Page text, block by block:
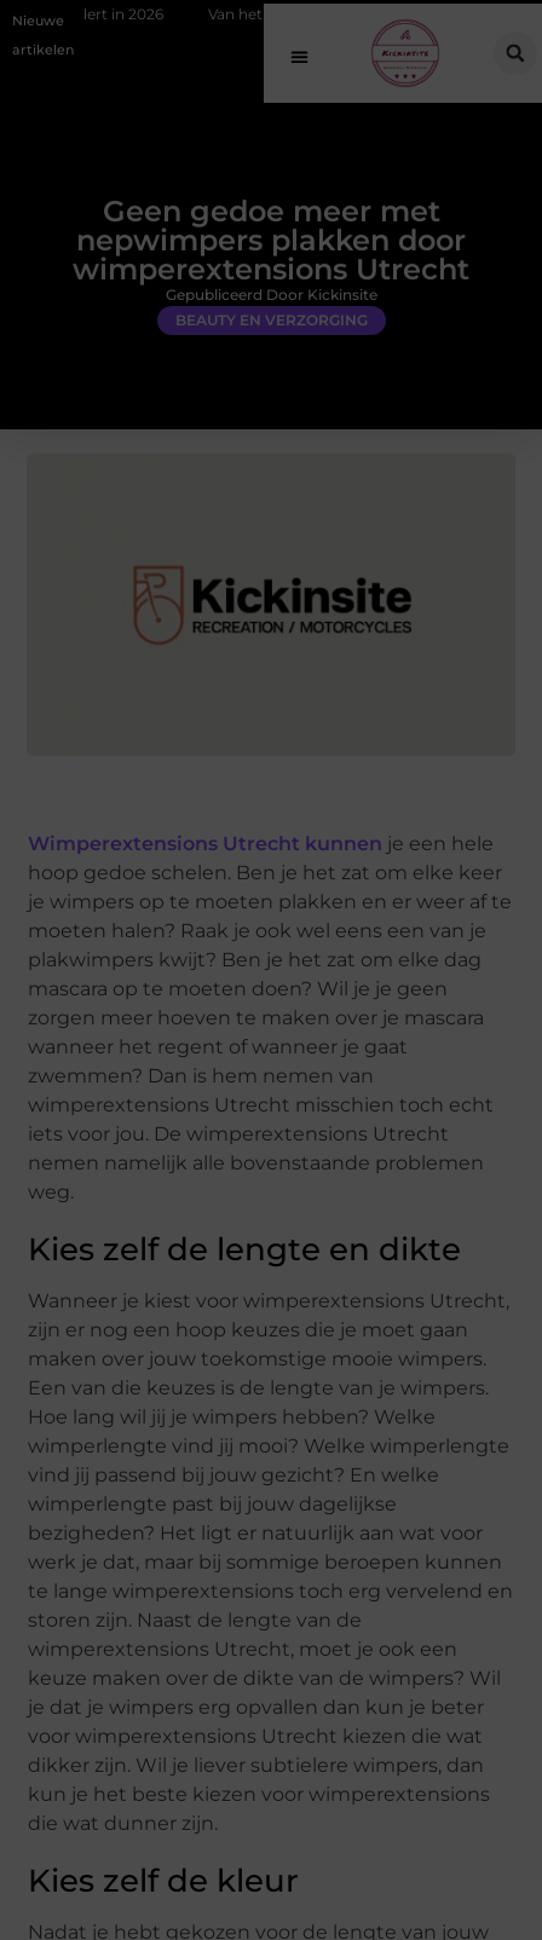
Nieuwe
artikelen
2026 Van het Oude Dorp tot de Gouden Driehoek: welke
Geen gedoe meer met
nepwimpers plakken door
wimperextensions Utrecht
BEAUTY EN VERZORGING
Gepubliceerd Door Kickinsite
Wimperextensions Utrecht kunnen je een hele
hoop gedoe schelen. Ben je het zat om elke keer
je wimpers op te moeten plakken en er weer af te
moeten halen? Raak je ook wel eens een van je
plakwimpers kwijt? Ben je het zat om elke dag
mascara op te moeten doen? Wil je je geen
zorgen meer hoeven te maken over je mascara
wanneer het regent of wanneer je gaat
zwemmen? Dan is hem nemen van
wimperextensions Utrecht misschien toch echt
iets voor jou. De wimperextensions Utrecht
nemen namelijk alle bovenstaande problemen
weg.
Kies zelf de lengte en dikte
Wanneer je kiest voor wimperextensions Utrecht,
zijn er nog een hoop keuzes die je moet gaan
maken over jouw toekomstige mooie wimpers.
Een van die keuzes is de lengte van je wimpers.
Hoe lang wil jij je wimpers hebben? Welke
wimperlengte vind jij mooi? Welke wimperlengte
vind jij passend bij jouw gezicht? En welke
wimperlengte past bij jouw dagelijkse
bezigheden? Het ligt er natuurlijk aan wat voor
werk je dat, maar bij sommige beroepen kunnen
te lange wimperextensions toch erg vervelend en
storen zijn. Naast de lengte van de
wimperextensions Utrecht, moet je ook een
keuze maken over de dikte van de wimpers? Wil
je dat je wimpers erg opvallen dan kun je beter
voor wimperextensions Utrecht kiezen die wat
dikker zijn. Wil je liever subtielere wimpers, dan
kun je het beste kiezen voor wimperextensions
die wat dunner zijn.
Kies zelf de kleur
Nadat je hebt gekozen voor de lengte van jouw